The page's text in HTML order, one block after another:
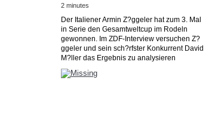
2 minutes
Der Italiener Armin Z?ggeler hat zum 3. Mal
in Serie den Gesamtweltcup im Rodeln
gewonnen. Im ZDF-Interview versuchen Z?
ggeler und sein sch?rfster Konkurrent David
M?ller das Ergebnis zu analysieren